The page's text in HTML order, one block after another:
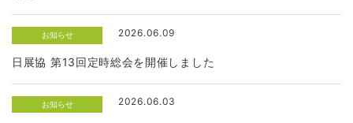
お知らせ 2026.06.09
日展協 第13回定時総会を開催しました
お知らせ 2026.06.03